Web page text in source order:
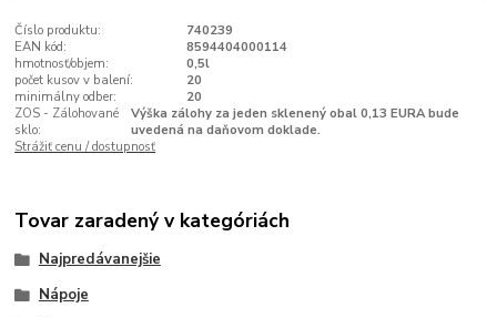
Číslo produktu:
740239
EAN kód:
8594404000114
hmotnosť/objem:
0,5l
počet kusov v balení:
20
minimálny odber:
20
ZOS - Zálohované
sklo:
Výška zálohy za jeden sklenený obal 0,13 EURA bude
uvedená na daňovom doklade.
Strážiť cenu / dostupnosť
Tovar zaradený v kategóriách
Najpredávanejšie
Nápoje